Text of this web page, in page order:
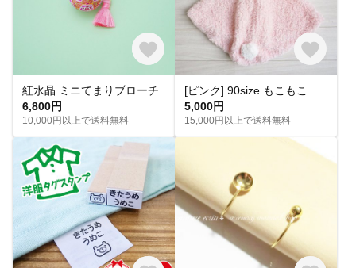
紅水晶 ミニてまりブローチ
6,800円
10,000円以上で送料無料
5,000円
15,000円以上で送料無料